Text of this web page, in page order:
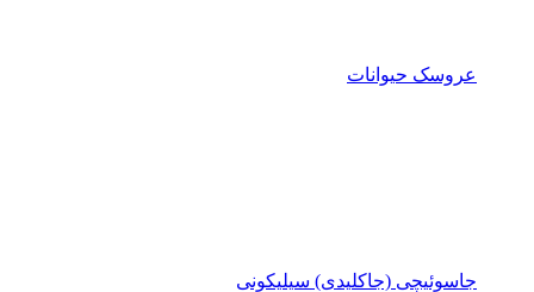
عروسک حیوانات
جاسوئیچی (جاکلیدی) سیلیکونی